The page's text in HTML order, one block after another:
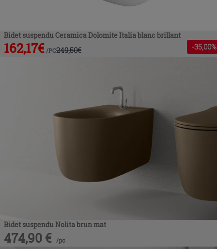
Bidet suspendu Ceramica Dolomite Italia blanc brillant
162,17€ /PC249,50€ -35,00%
Bidet suspendu Nolita brun mat
474,90 € /pc